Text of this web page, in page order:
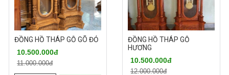
ĐỒNG HỒ THÁP GỖ GÕ ĐỎ
10.500.000đ
11.000.000đ
ĐỒNG HỒ THÁP GỖ
HƯƠNG
10.500.000đ
12.000.000đ